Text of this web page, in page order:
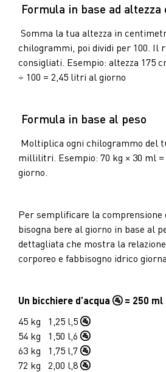
Formula in base ad altezza
Somma la tua altezza in
chilogrammi, poi dividi per 100. Il
consigliati. Esempio: altezza 175
÷ 100 = 2,45 litri al giorno
Formula in base al peso
Moltiplica ogni chilogrammo del
millilitri. Esempio: 70 kg × 30 ml
giorno.
Per semplificare la comprensione
bisogna bere al giorno in base al
dettagliata che mostra la
corporeo e fabbisogno idrico
Un bicchiere d’acqua 🚰 = 250 ml
45 kg
1,25 l, 5🚰
54 kg
1,50 l, 6 🚰
63 kg
1,75 l, 7🚰
72 kg
2,00 l, 8🚰